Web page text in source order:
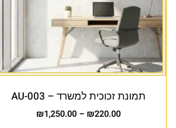
תמונת זכוכית למשרד – AU-003
₪220.00
–
₪1,250.00